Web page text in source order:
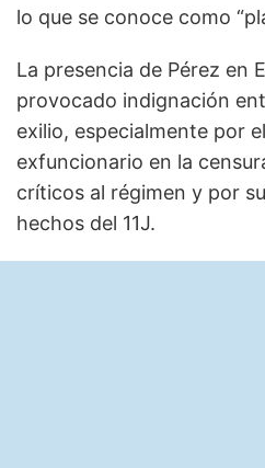
lo que se conoce como
La presencia de Pérez en
provocado indignación
exilio, especialmente por
exfuncionario en la
críticos al régimen y por
hechos del 11J.